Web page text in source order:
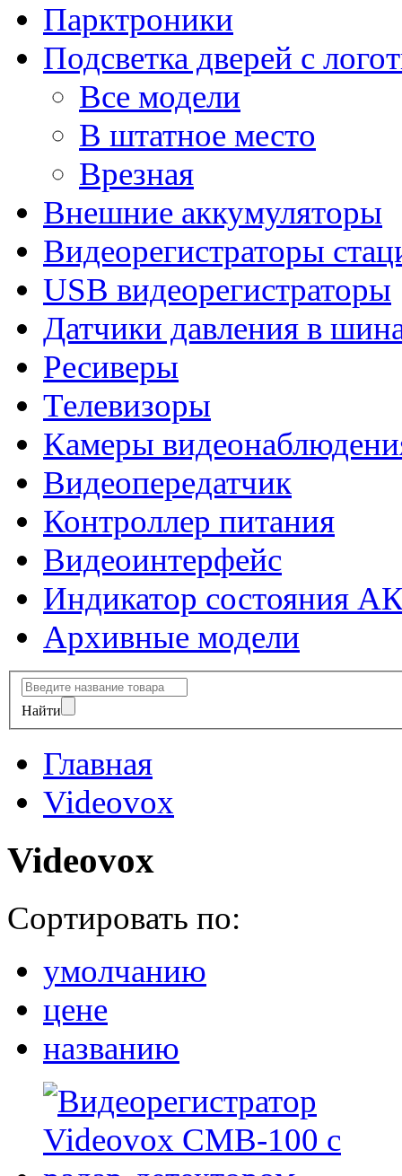
Парктроники
Подсветка дверей с
Все модели
В штатное место
Врезная
Внешние аккумуляторы
Видеорегистраторы
USB видеорегистраторы
Датчики давления в
Ресиверы
Телевизоры
Камеры
Видеопередатчик
Контроллер питания
Видеоинтерфейс
Индикатор состояния
Архивные модели
Найти
Главная
Videovox
Videovox
Сортировать по:
умолчанию
цене
названию